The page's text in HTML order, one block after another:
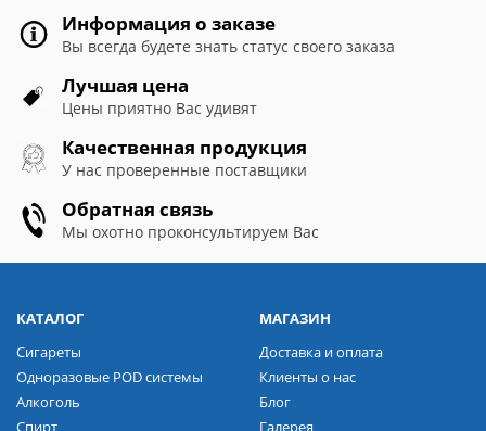
Информация о заказе
Вы всегда будете знать статус своего заказа
Лучшая цена
Цены приятно Вас удивят
Качественная продукция
У нас проверенные поставщики
Обратная связь
Мы охотно проконсультируем Вас
КАТАЛОГ
Сигареты
Одноразовые POD системы
Алкоголь
Спирт
МАГАЗИН
Доставка и оплата
Клиенты о нас
Блог
Галерея